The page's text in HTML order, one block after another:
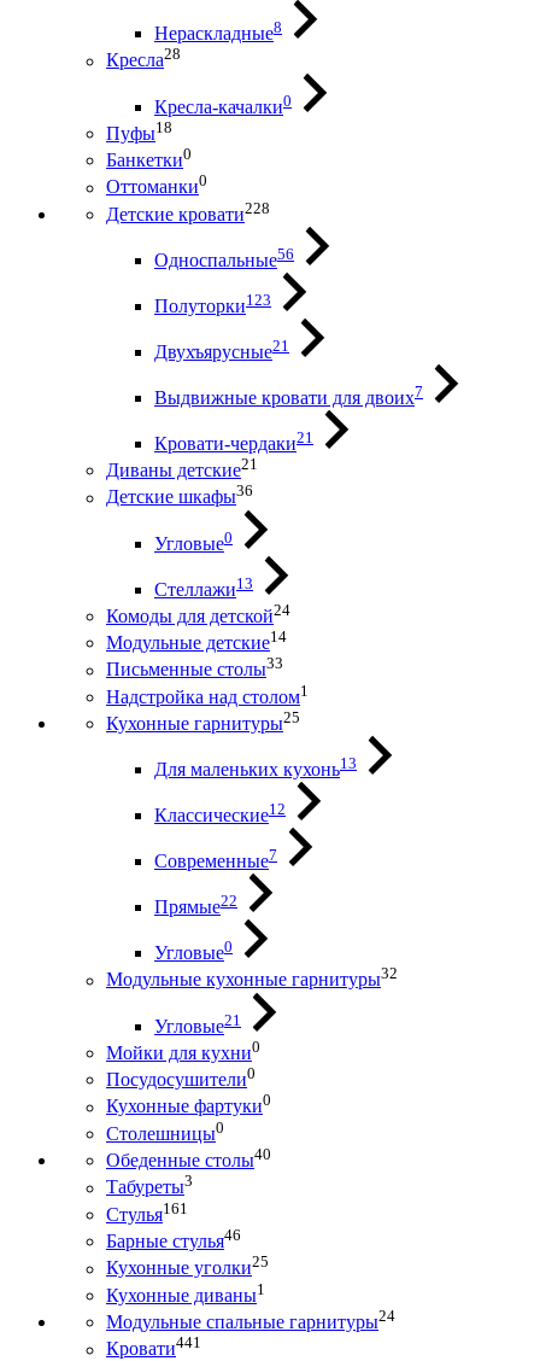
Нераскладные8
Кресла28
Кресла-качалки0
Пуфы18
Банкетки0
Оттоманки0
Детские кровати228
Односпальные56
Полуторки123
Двухъярусные21
Выдвижные кровати для двоих7
Кровати-чердаки21
Диваны детские21
Детские шкафы36
Угловые0
Стеллажи13
Комоды для детской24
Модульные детские14
Письменные столы33
Надстройка над столом1
Кухонные гарнитуры25
Для маленьких кухонь13
Классические12
Современные7
Прямые22
Угловые0
Модульные кухонные гарнитуры32
Угловые21
Мойки для кухни0
Посудосушители0
Кухонные фартуки0
Столешницы0
Обеденные столы40
Табуреты3
Стулья161
Барные стулья46
Кухонные уголки25
Кухонные диваны1
Модульные спальные гарнитуры24
Кровати441